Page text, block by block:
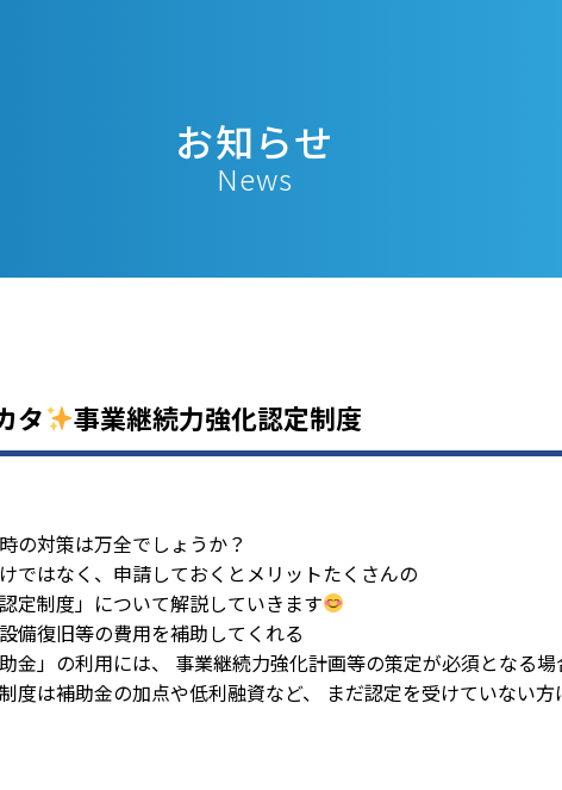
お知らせ
News
タ 事業継続力強化認定制度
の対策は万全でしょうか？
ではなく、申請しておくとメリットたくさんの
定制度」について解説していきます
備復旧等の費用を補助してくれる
金」の利用には、 事業継続力強化計画等の策定が必須となる場
度は補助金の加点や低利融資など、 まだ認定を受けていない方